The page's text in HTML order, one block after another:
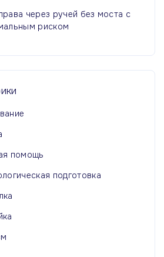
через ручей без моста с
риском
помощь
подготовка